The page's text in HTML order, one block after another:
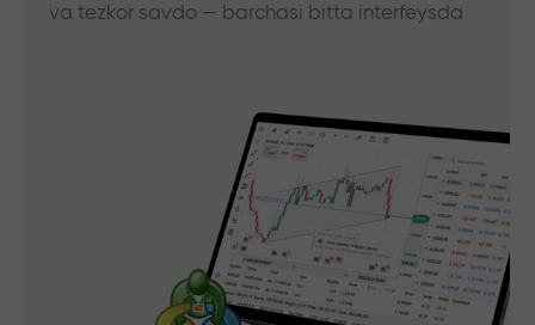
va tezkor savdo — barchasi bitta interfeysda